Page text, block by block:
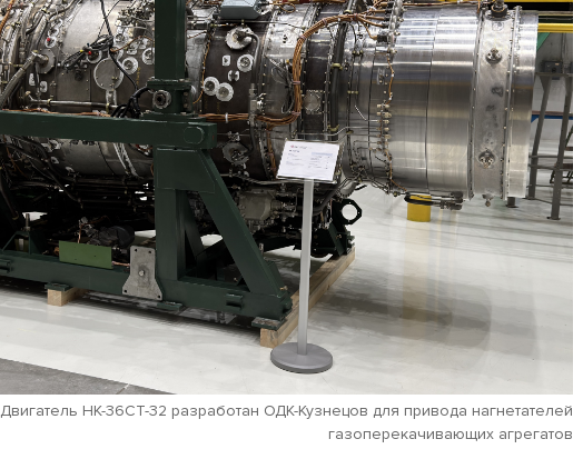
Двигатель НК-36СТ-32 разработан ОДК-Кузнецов для привода нагнетателей
газоперекачивающих агрегатов